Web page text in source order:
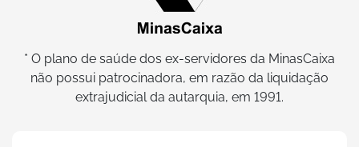
* O plano de saúde dos ex-servidores da MinasCaixa
não possui patrocinadora, em razão da liquidação
extrajudicial da autarquia, em 1991.